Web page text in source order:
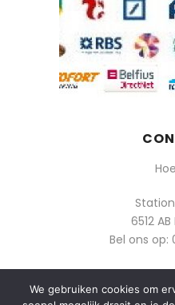
6512
Bel ons op:
Of mail:
We gebruiken cookies om